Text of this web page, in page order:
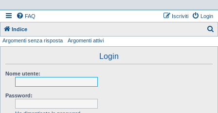
FAQ Login
Iscriviti
Indice
Argomenti senza risposta Argomenti attivi
Login
Nome utente:
Password: